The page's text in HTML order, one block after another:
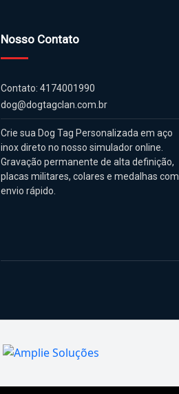
Nosso Contato
Contato: 4174001990
dog@dogtagclan.com.br
Crie sua Dog Tag Personalizada em aço
inox direto no nosso simulador online.
Gravação permanente de alta definição,
placas militares, colares e medalhas com
envio rápido.